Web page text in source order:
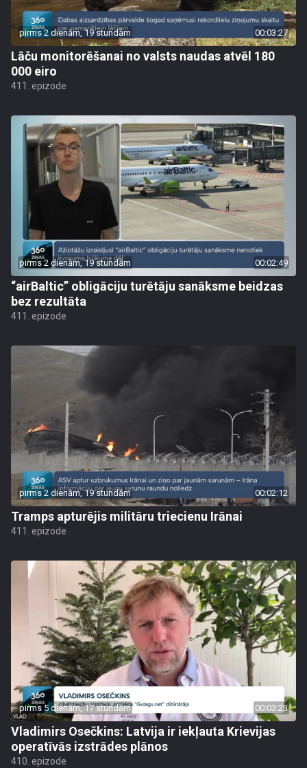
pirms 2 dienām, 19 stundām 00:03:27
Lāču monitorēšanai no valsts naudas atvēl 180
000 eiro
411. epizode
pirms 2 dienām, 19 stundām 00:02:49
“airBaltic” obligāciju turētāju sanāksme beidzas
bez rezultāta
411. epizode
pirms 2 dienām, 19 stundām 00:02:12
Tramps apturējis militāru triecienu Irānai
411. epizode
pirms 5 dienām, 17 stundām 00:03:23
Vladimirs Osečkins: Latvija ir iekļauta Krievijas
operatīvās izstrādes plānos
410. epizode